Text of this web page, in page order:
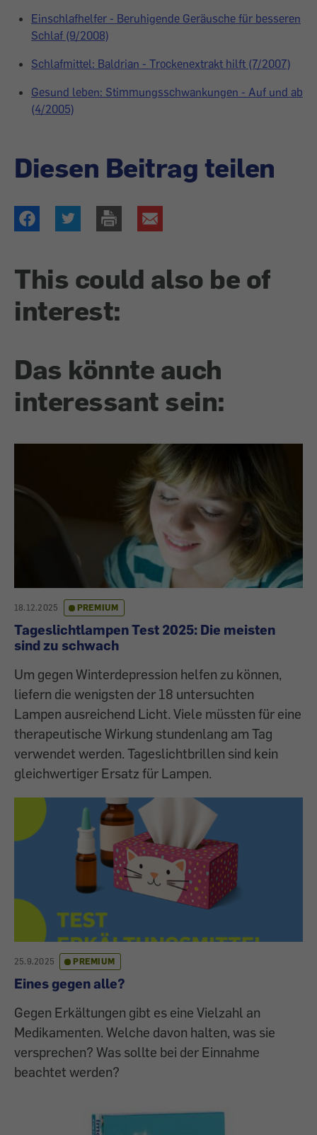
Einschlafhelfer - Beruhigende Geräusche für besseren
Schlaf (9/2008)
Schlafmittel: Baldrian - Trockenextrakt hilft (7/2007)
Gesund leben: Stimmungsschwankungen - Auf und ab
(4/2005)
Diesen Beitrag teilen
This could also be of
interest:
Das könnte auch
interessant sein:
18.12.2025 PREMIUM
Tageslichtlampen Test 2025: Die meisten
sind zu schwach
Um gegen Winterdepression helfen zu können,
liefern die wenigsten der 18 untersuchten
Lampen ausreichend Licht. Viele müssten für eine
therapeutische Wirkung stundenlang am Tag
verwendet werden. Tageslichtbrillen sind kein
gleichwertiger Ersatz für Lampen.
25.9.2025 PREMIUM
Eines gegen alle?
Gegen Erkältungen gibt es eine Vielzahl an
Medikamenten. Welche davon halten, was sie
versprechen? Was sollte bei der Einnahme
beachtet werden?